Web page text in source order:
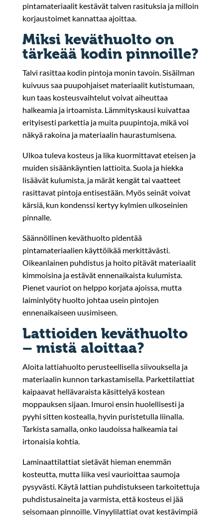
pintamateriaalit kestävät talven rasituksia ja milloin
korjaustoimet kannattaa ajoittaa.
Miksi keväthuolto on
tärkeää kodin pinnoille?
Talvi rasittaa kodin pintoja monin tavoin. Sisäilman
kuivuus saa puupohjaiset materiaalit kutistumaan,
kun taas kosteusvaihtelut voivat aiheuttaa
halkeamia ja irtoamista. Lämmityskausi kuivattaa
erityisesti parkettia ja muita puupintoja, mikä voi
näkyä rakoina ja materiaalin haurastumisena.
Ulkoa tuleva kosteus ja lika kuormittavat eteisen ja
muiden sisäänkäyntien lattioita. Suola ja hiekka
lisäävät kulumista, ja märät kengät tai vaatteet
rasittavat pintoja entisestään. Myös seinät voivat
kärsiä, kun kondenssi kertyy kylmien ulkoseinien
pinnalle.
Säännöllinen keväthuolto pidentää
pintamateriaalien käyttöikää merkittävästi.
Oikeanlainen puhdistus ja hoito pitävät materiaalit
kimmoisina ja estävät ennenaikaista kulumista.
Pienet vauriot on helppo korjata ajoissa, mutta
laiminlyöty huolto johtaa usein pintojen
ennenaikaiseen uusimiseen.
Lattioiden keväthuolto
– mistä aloittaa?
Aloita lattiahuolto perusteellisella siivouksella ja
materiaalin kunnon tarkastamisella. Parkettilattiat
kaipaavat hellävaraista käsittelyä kostean
moppauksen sijaan. Imuroi ensin huolellisesti ja
pyyhi sitten kostealla, hyvin puristetulla liinalla.
Tarkista samalla, onko laudoissa halkeamia tai
irtonaisia kohtia.
Laminaattilattiat sietävät hieman enemmän
kosteutta, mutta liika vesi vaurioittaa saumoja
pysyvästi. Käytä lattian puhdistukseen tarkoitettuja
puhdistusaineita ja varmista, että kosteus ei jää
seisomaan pinnoille. Vinyylilattiat ovat kestävimpiä